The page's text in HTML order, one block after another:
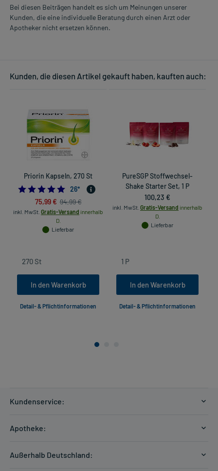
Bei diesen Beiträgen handelt es sich um Meinungen unserer
Kunden, die eine individuelle Beratung durch einen Arzt oder
Apotheker nicht ersetzen können.
Kunden, die diesen Artikel gekauft haben, kauften auch:
Priorin Kapseln, 270 St
4.961538461538462
26*
75,99 € 94,99 €
inkl. MwSt. Gratis-Versand innerhalb
D.
Lieferbar
In den Warenkorb
Detail- & Pflichtinformationen
PureSGP Stoffwechsel-
Shake Starter Set, 1 P
100,23 €
inkl. MwSt. Gratis-Versand innerhalb
D.
Lieferbar
In den Warenkorb
Detail- & Pflichtinformationen
Kundenservice:
Apotheke:
Außerhalb Deutschland: